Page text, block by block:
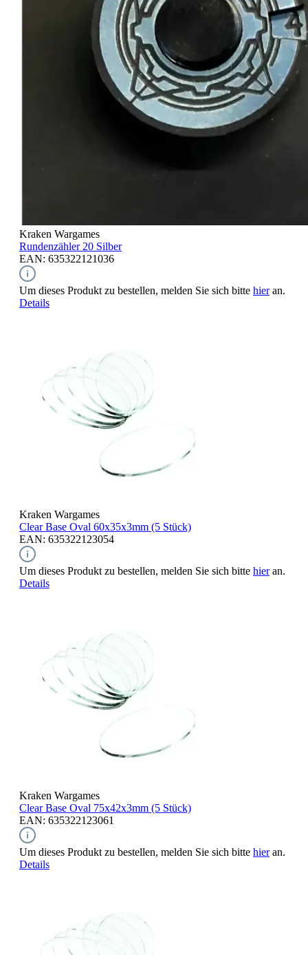
Kraken Wargames
Rundenzähler 20 Silber
EAN: 635322121036
Um dieses Produkt zu bestellen, melden Sie sich bitte hieran.
Details
Kraken Wargames
Clear Base Oval 60x35x3mm (5 Stück)
EAN: 635322123054
Um dieses Produkt zu bestellen, melden Sie sich bitte hieran.
Details
Kraken Wargames
Clear Base Oval 75x42x3mm (5 Stück)
EAN: 635322123061
Um dieses Produkt zu bestellen, melden Sie sich bitte hieran.
Details